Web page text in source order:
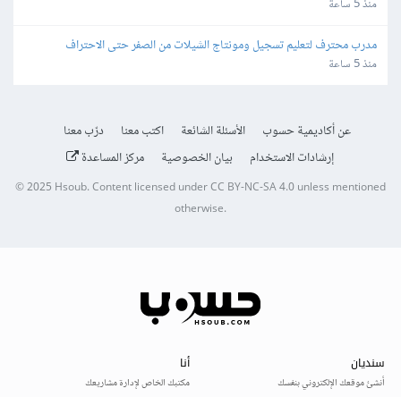
(Indexing)منذ 5 ساعة
مدرب محترف لتعليم تسجيل ومونتاج الشيلات من الصفر حتى الاحتراف
منذ 5 ساعة
عن أكاديمية حسوب الأسئلة الشائعة اكتب معنا
درّب معنا
إرشادات الاستخدام
بيان الخصوصية مركز المساعدة
© 2025 Hsoub.Content licensed underCC BY-NC-SA 4.0unless mentioned
otherwise.